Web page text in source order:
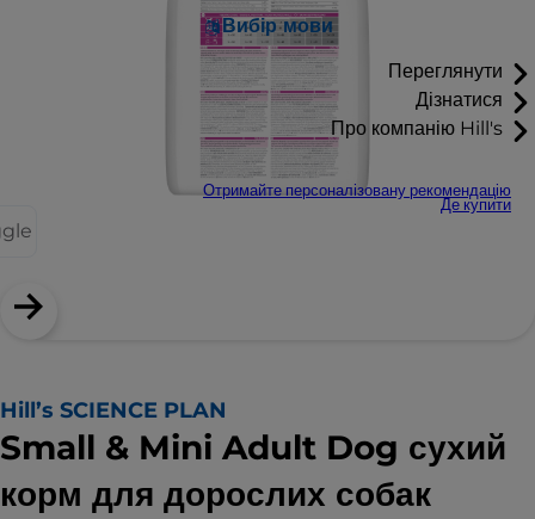
Вибір мови
Переглянути
Дізнатися
Про компанію Hill's
Отримайте персоналізовану рекомендацію
Де купити
Hill’s SCIENCE PLAN
Small & Mini Adult Dog сухий
корм для дорослих собак